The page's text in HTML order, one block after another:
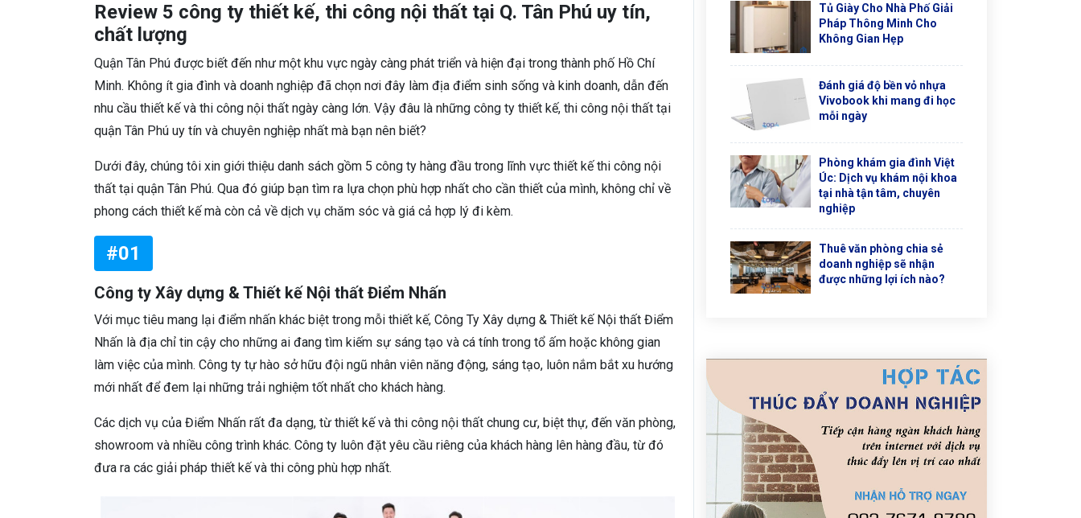
Review 5 công ty thiết kế, thi công nội thất tại Q. Tân Phú uy tín,
chất lượng
Quận Tân Phú được biết đến như một khu vực ngày càng phát triển và hiện đại trong thành phố Hồ Chí
Minh. Không ít gia đình và doanh nghiệp đã chọn nơi đây làm địa điểm sinh sống và kinh doanh, dẫn đến
nhu cầu thiết kế và thi công nội thất ngày càng lớn. Vậy đâu là những công ty thiết kế, thi công nội thất tại
quận Tân Phú uy tín và chuyên nghiệp nhất mà bạn nên biết?
Dưới đây, chúng tôi xin giới thiệu danh sách gồm 5 công ty hàng đầu trong lĩnh vực thiết kế thi công nội
thất tại quận Tân Phú. Qua đó giúp bạn tìm ra lựa chọn phù hợp nhất cho cần thiết của mình, không chỉ về
phong cách thiết kế mà còn cả về dịch vụ chăm sóc và giá cả hợp lý đi kèm.
#01
Công ty Xây dựng & Thiết kế Nội thất Điểm Nhấn
Với mục tiêu mang lại điểm nhấn khác biệt trong mỗi thiết kế, Công Ty Xây dựng & Thiết kế Nội thất Điểm
Nhấn là địa chỉ tin cậy cho những ai đang tìm kiếm sự sáng tạo và cá tính trong tổ ấm hoặc không gian
làm việc của mình. Công ty tự hào sở hữu đội ngũ nhân viên năng động, sáng tạo, luôn nắm bắt xu hướng
mới nhất để đem lại những trải nghiệm tốt nhất cho khách hàng.
Các dịch vụ của Điểm Nhấn rất đa dạng, từ thiết kế và thi công nội thất chung cư, biệt thự, đến văn phòng,
showroom và nhiều công trình khác. Công ty luôn đặt yêu cầu riêng của khách hàng lên hàng đầu, từ đó
đưa ra các giải pháp thiết kế và thi công phù hợp nhất.
Tủ Giày Cho Nhà Phố Giải
Pháp Thông Minh Cho
Không Gian Hẹp
Đánh giá độ bền vỏ nhựa
Vivobook khi mang đi học
mỗi ngày
Phòng khám gia đình Việt
Úc: Dịch vụ khám nội khoa
tại nhà tận tâm, chuyên
nghiệp
Thuê văn phòng chia sẻ
doanh nghiệp sẽ nhận
được những lợi ích nào?